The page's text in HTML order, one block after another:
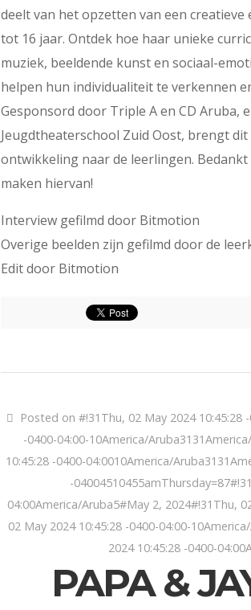
deelt van het opzetten van een
tot 16 jaar. Ontdek hoe haar unieke
muziek, beeldende kunst en sociaal-
helpen hun individualiteit te verkennen
Gesponsord door Triple A en CD Aruba,
Jeugdtheaterschool Zuid Oost, brengt
ontwikkeling naar de leerlingen.
maken hiervan!
Interview gefilmd door Bitmotion
Overige beelden zijn gefilmd door de
Edit door Bitmotion
Posted on #!31Thu, 02 May 2024 10:45:28
-0400-04:00-10America/
10:45:28 -0400-04:0010America/
-
04:00America/Aruba5#May 2, 2024#!31Thu,
02 May 2024 10:45:28 -0400-04:00-
2024 10:45:28 -0400-
PAPA &